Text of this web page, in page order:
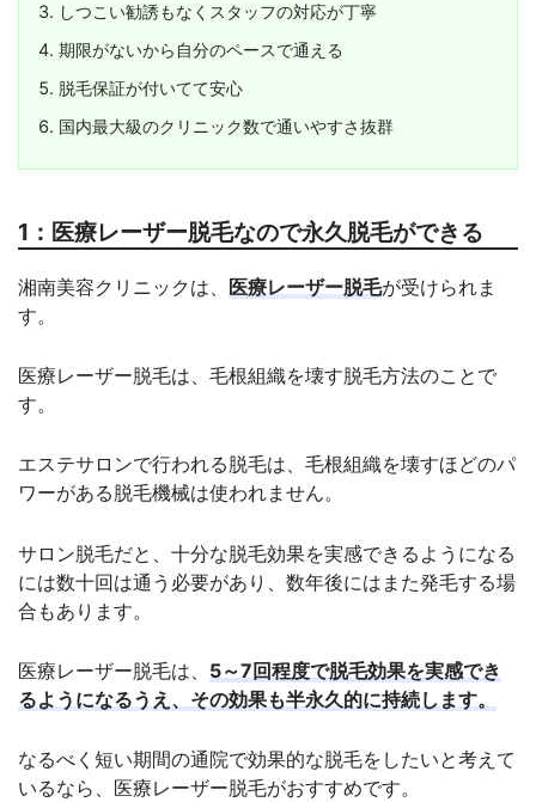
しつこい勧誘もなくスタッフの対応が丁寧
期限がないから自分のペースで通える
脱毛保証が付いてて安心
国内最大級のクリニック数で通いやすさ抜群
1：医療レーザー脱毛なので永久脱毛ができる
湘南美容クリニックは、 医療レーザー脱毛が受けられま
す。
医療レーザー脱毛は、毛根組織を壊す脱毛方法のことで
す。
エステサロンで行われる脱毛は、毛根組織を壊すほどのパ
ワーがある脱毛機械は使われません。
サロン脱毛だと、十分な脱毛効果を実感できるようになる
には数十回は通う必要があり、数年後にはまた発毛する場
合もあります。
医療レーザー脱毛は、 5～7回程度で脱毛効果を実感でき
るようになるうえ、その効果も半永久的に持続します。
なるべく短い期間の通院で効果的な脱毛をしたいと考えて
いるなら、医療レーザー脱毛がおすすめです。